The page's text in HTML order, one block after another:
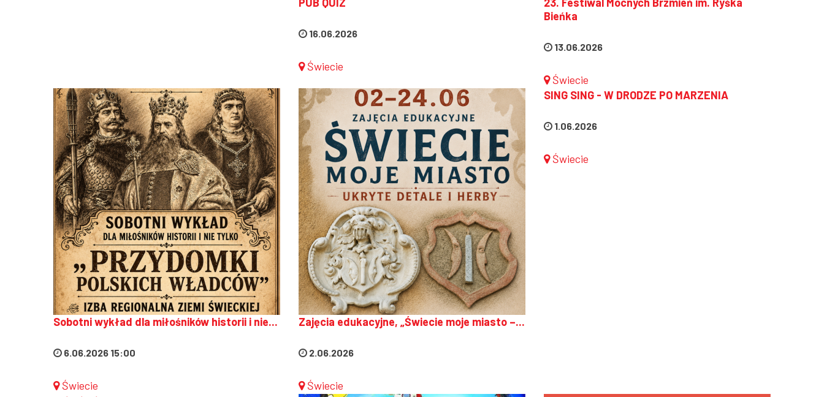
16.06.2026
Świecie
Bieńka
13.06.2026
Świecie
Sobotni wykład dla miłośników historii i nie...
6.06.2026 15:00
Świecie
Zajęcia edukacyjne, „Świecie moje miasto –...
2.06.2026
Świecie
SING SING - W DRODZE PO MARZENIA
1.06.2026
Świecie